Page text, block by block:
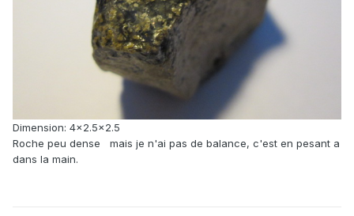
Dimension: 4x2.5x2.5
Roche peu dense mais je n'ai pas de balance, c'est en pesant a
dans la main.